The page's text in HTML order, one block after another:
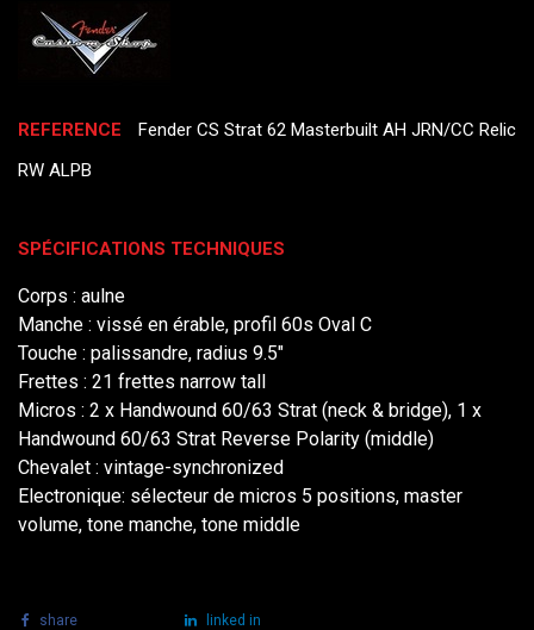
REFERENCE
Fender CS Strat 62 Masterbuilt AH JRN/CC Relic
RW ALPB
SPÉCIFICATIONS TECHNIQUES
Corps : aulne
Manche : vissé en érable, profil 60s Oval C
Touche : palissandre, radius 9.5"
Frettes : 21 frettes narrow tall
Micros : 2 x Handwound 60/63 Strat (neck & bridge), 1 x
Handwound 60/63 Strat Reverse Polarity (middle)
Chevalet : vintage-synchronized
Electronique: sélecteur de micros 5 positions, master
volume, tone manche, tone middle
share linked in